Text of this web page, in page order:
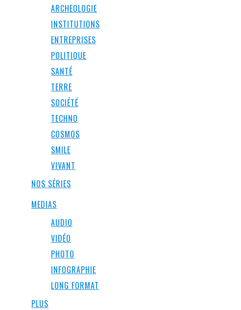
ARCHEOLOGIE
INSTITUTIONS
ENTREPRISES
POLITIQUE
SANTÉ
TERRE
SOCIÉTÉ
TECHNO
COSMOS
SMILE
VIVANT
NOS SÉRIES
MEDIAS
AUDIO
VIDÉO
PHOTO
INFOGRAPHIE
LONG FORMAT
PLUS